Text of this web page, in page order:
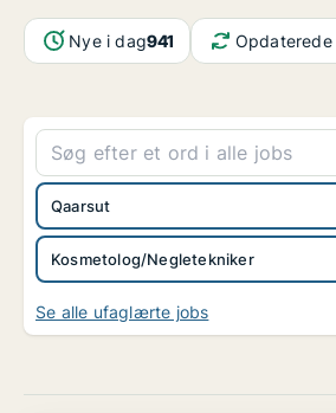
Nye i dag941 Opdaterede
Kosmetolog/Negletekniker
Qaarsut
Se alle ufaglærte jobs